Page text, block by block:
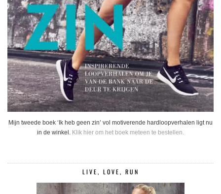
Mijn tweede boek ‘Ik heb geen zin’ vol motiverende hardloopverhalen ligt nu
in de winkel. Klik hier om het boek meteen te bestellen.
LIVE, LOVE, RUN